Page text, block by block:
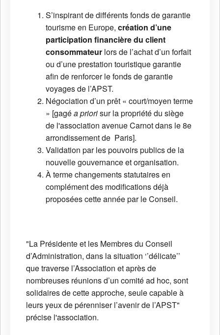
S’inspirant de différents fonds de garantie
tourisme en Europe, création d’une
participation financière du client
consommateur lors de l’achat d’un forfait
ou d’une prestation touristique garantie
afin de renforcer le fonds de garantie
voyages de l’APST.
Négociation d’un prêt « court/moyen terme
» [gagéa priorisur la propriété du siège
de l'association avenue Carnot dans le 8e
arrondissement de Paris].
Validation par les pouvoirs publics de la
nouvelle gouvernance et organisation.
À terme changements statutaires en
complément des modifications déjà
proposées cette année par le Conseil.
"La Présidente et les Membres du Conseil
d’Administration, dans la situation ‘’délicate’’
que traverse l’Association et après de
nombreuses réunions d’un comité ad hoc, sont
solidaires de cette approche, seule capable à
leurs yeux de pérenniser l’avenir de l’APST"
précise l'association.